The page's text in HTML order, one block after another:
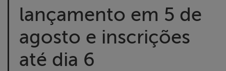
Homenageados
Notícias
lançamento em 5 de
agosto e inscrições
até dia 6